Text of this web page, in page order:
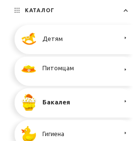
КАТАЛОГ
Детям
Питомцам
Бакалея
Гигиена